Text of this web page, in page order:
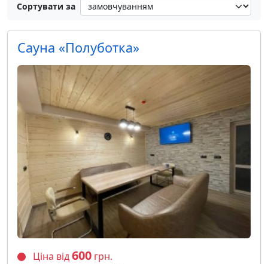
Сортувати за
Сауна «Полуботка»
Ціна від600 грн.